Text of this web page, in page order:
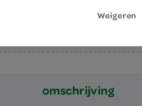
omschrijving
Weigeren